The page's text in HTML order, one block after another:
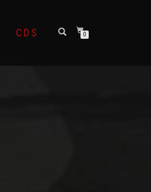
CDS 0